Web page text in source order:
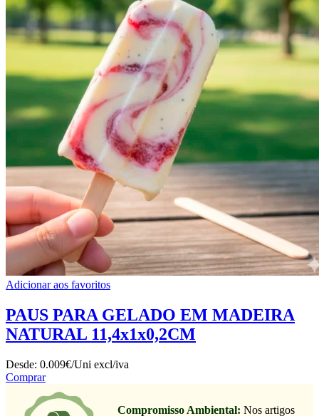
Adicionar aos favoritos
PAUS PARA GELADO EM MADEIRA
NATURAL 11,4x1x0,2CM
Desde: 0.009€/Uni excl/iva
Comprar
Compromisso Ambiental: Nos artigos